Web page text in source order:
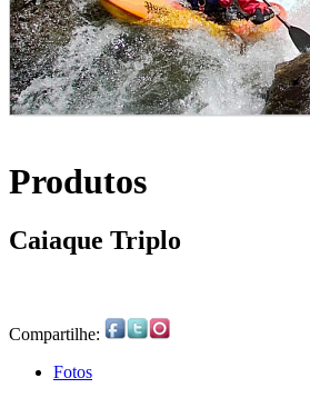
Produtos
Caiaque Triplo
Compartilhe:
Fotos